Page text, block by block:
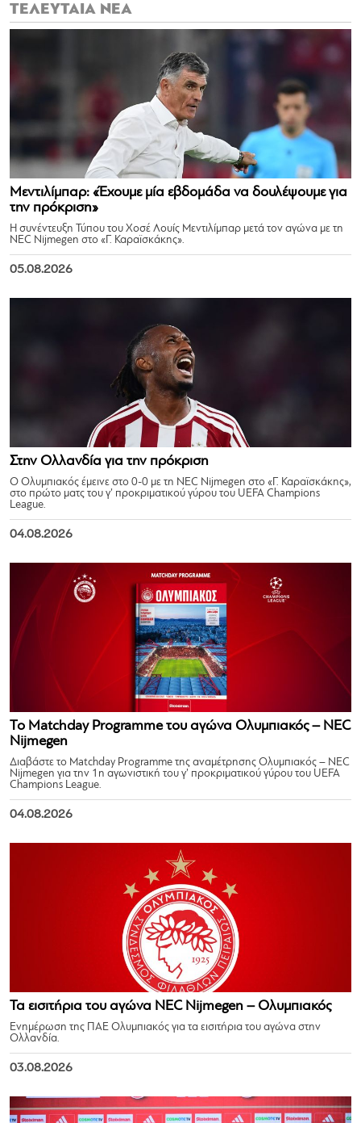
ΤΕΛΕΥΤΑΙΑ ΝΕΑ
Μεντιλίμπαρ: «Έχουμε μία εβδομάδα να δουλέψουμε για
την πρόκριση»
Η συνέντευξη Τύπου του Χοσέ Λουίς Μεντιλίμπαρ μετά τον αγώνα με τη
NEC Nijmegen στο «Γ. Καραϊσκάκης».
05.08.2026
Στην Ολλανδία για την πρόκριση
Ο Ολυμπιακός έμεινε στο 0-0 με τη NEC Nijmegen στο «Γ. Καραϊσκάκης»,
στο πρώτο ματς του γ’ προκριματικού γύρου του UEFA Champions
League.
04.08.2026
Το Matchday Programme του αγώνα Ολυμπιακός – NEC
Nijmegen
Διαβάστε το Matchday Programme της αναμέτρησης Ολυμπιακός – NEC
Nijmegen για την 1η αγωνιστική του γ’ προκριματικού γύρου του UEFA
Champions League.
04.08.2026
Τα εισιτήρια του αγώνα NEC Nijmegen – Ολυμπιακός
Ενημέρωση της ΠΑΕ Ολυμπιακός για τα εισιτήρια του αγώνα στην
Ολλανδία.
03.08.2026